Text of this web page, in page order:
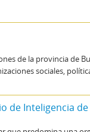
de la provincia de
sociales,
de Inteligencia